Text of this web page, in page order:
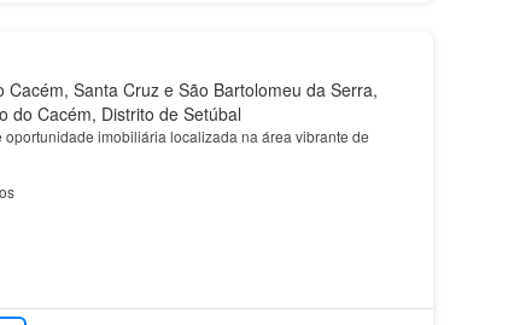
Cacém, Santa Cruz e São Bartolomeu da Serra,
do Cacém, Distrito de Setúbal
oportunidade imobiliária localizada na área vibrante de